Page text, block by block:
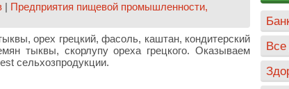
| Предприятия пищевой промышленности,
орех грецкий, фасоль, каштан, кондитерский
тыквы, скорлупу ореха грецкого. Оказываем
сельхозпродукции.